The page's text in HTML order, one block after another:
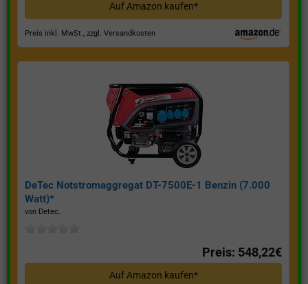
Auf Amazon kaufen*
Preis inkl. MwSt., zzgl. Versandkosten
DeTec Notstromaggregat DT-7500E-1 Benzin (7.000
Watt)*
von Detec.
Preis: 548,22€
Auf Amazon kaufen*